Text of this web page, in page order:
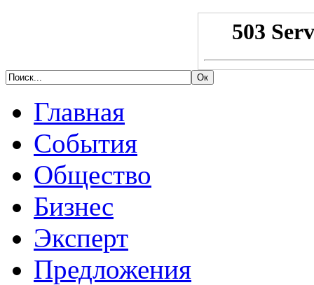
Главная
События
Общество
Бизнес
Эксперт
Предложения